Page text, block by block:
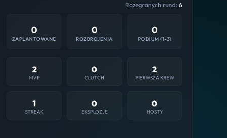
Rozegranych rund: 6
0
ZAPLANTOWANE
0
ROZBROJENIA
0
PODIUM (1-3)
2
MVP
0
CLUTCH
2
PIERWSZA KREW
1
STREAK
0
EKSPLOZJE
0
HOSTY